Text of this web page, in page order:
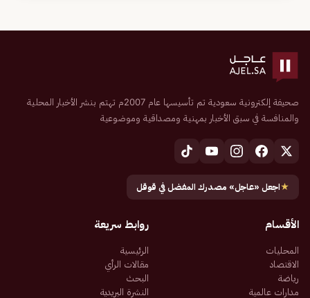
صحيفة إلكترونية سعودية تم تأسيسها عام 2007م تهتم بنشر الأخبار المحلية
والمنافسة في سبق الأخبار بمهنية ومصداقية وموضوعية
★اجعل «عاجل» مصدرك المفضل في قوقل
الأقسام
المحليات
الاقتصاد
رياضة
مدارات عالمية
روابط سريعة
الرئيسية
مقالات الرأي
البحث
النشرة البريدية